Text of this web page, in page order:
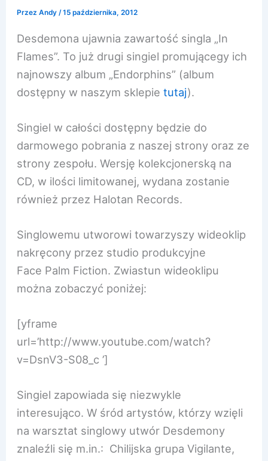
PrzezAndy/15 października, 2012
Desdemona ujawnia zawartość singla „In
Flames”. To już drugi singiel promującegy ich
najnowszy album „Endorphins” (album
dostępny w naszym sklepietutaj).
Singiel w całości dostępny będzie do
darmowego pobrania z naszej strony oraz ze
strony zespołu. Wersję kolekcjonerską na
CD, w ilości limitowanej, wydana zostanie
również przez Halotan Records.
Singlowemu utworowi towarzyszy wideoklip
nakręcony przez studio produkcyjne
Face Palm Fiction. Zwiastun wideoklipu
można zobaczyć poniżej:
[yframe
url=’http://www.youtube.com/watch?
v=DsnV3-S08_c ’]
Singiel zapowiada się niezwykle
interesująco. W śród artystów, którzy wzięli
na warsztat singlowy utwór Desdemony
znaleźli się m.in.: Chilijska grupa Vigilante,